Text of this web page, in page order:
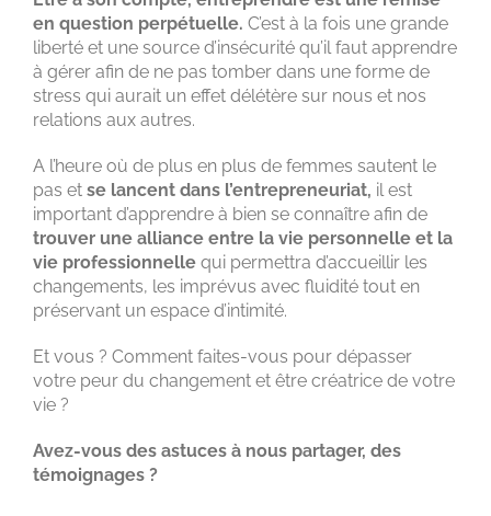
en question perpétuelle. C’est à la fois une grande
liberté et une source d’insécurité qu’il faut apprendre
à gérer afin de ne pas tomber dans une forme de
stress qui aurait un effet délétère sur nous et nos
relations aux autres.
A l’heure où de plus en plus de femmes sautent le
pas et se lancent dans l’entrepreneuriat, il est
important d’apprendre à bien se connaître afin de
trouver une alliance entre la vie personnelle et la
vie professionnelle qui permettra d’accueillir les
changements, les imprévus avec fluidité tout en
préservant un espace d’intimité.
Et vous ? Comment faites-vous pour dépasser
votre peur du changement et être créatrice de votre
vie ?
Avez-vous des astuces à nous partager, des
témoignages ?